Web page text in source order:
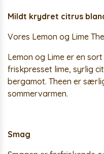
Mildt krydret citrus
Vores Lemon og Lime
Lemon og Lime er en
friskpresset lime, syrlig
bergamot. Theen er
sommervarmen.
Smag